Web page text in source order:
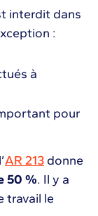
interdit dans
:
à
pour
AR 213 donne
50 %. Il y a
travail le